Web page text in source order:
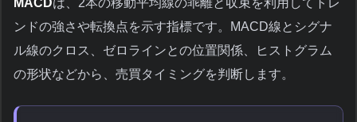
ンドの強さや転換点を示す指標です。MACD線とシグナ
ル線のクロス、ゼロラインとの位置関係、ヒストグラム
の形状などから、売買タイミングを判断します。